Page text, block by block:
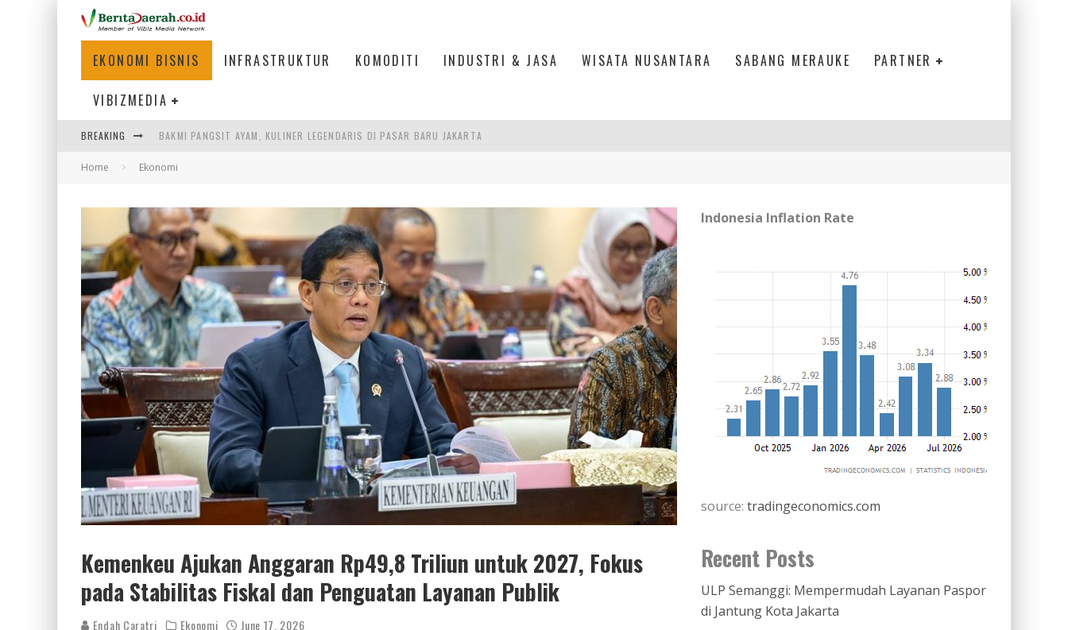
EKONOMI BISNIS INFRASTRUKTUR KOMODITI INDUSTRI & JASA WISATA NUSANTARA SABANG MERAUKE PARTNER
VIBIZMEDIA
BREAKING
BAKMI PANGSIT AYAM, KULINER LEGENDARIS DI PASAR BARU JAKARTA
KETIKA INSTITUSI MENENTUKAN MASA DEPAN INDONESIA
LISTRIK KALIMANTAN BERANGSUR NORMAL, ESDM UNGKAP PENYEBAB PEMADAMAN
Home Ekonomi
Kemenkeu Ajukan Anggaran Rp49,8 Triliun untuk 2027, Fokus
pada Stabilitas Fiskal dan Penguatan Layanan Publik
Endah Caratri Ekonomi June 17, 2026
Indonesia Inflation Rate
source: tradingeconomics.com
Recent Posts
ULP Semanggi: Mempermudah Layanan Paspor
di Jantung Kota Jakarta